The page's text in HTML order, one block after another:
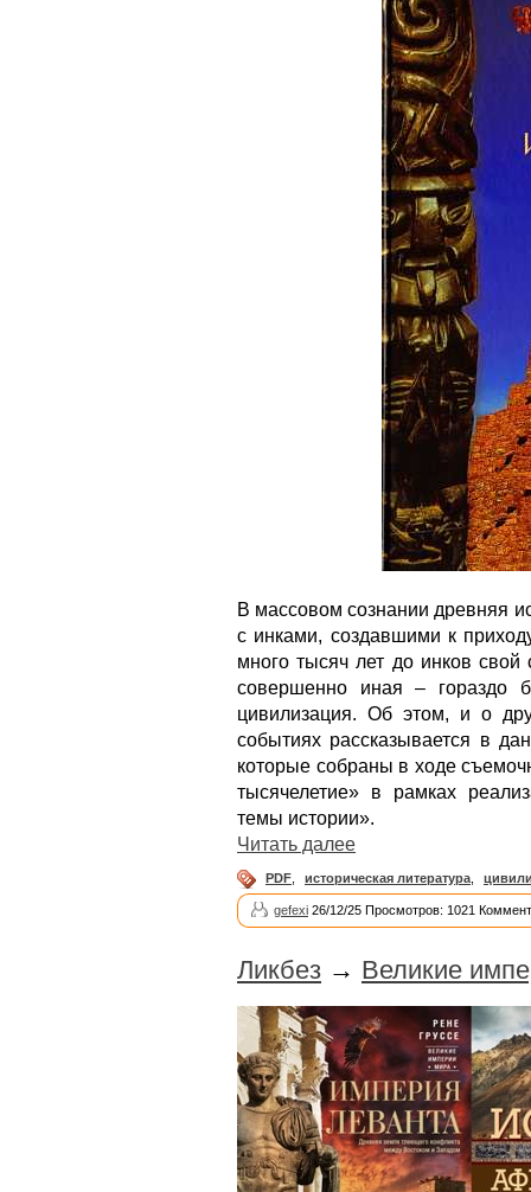
В массовом сознании древняя
с инками, создавшими к
много тысяч лет до инков свой
совершенно иная – гораздо
цивилизация. Об этом, и о
событиях рассказывается в
которые собраны в ходе
тысячелетие» в рамках
темы истории».
Читать далее
PDF историческая литература
gefexi 26/12/25 Просмотров: 1021
Ликбез → Великие